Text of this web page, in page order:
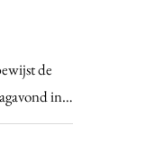
de
in…